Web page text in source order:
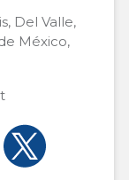
Del Valle,
México,